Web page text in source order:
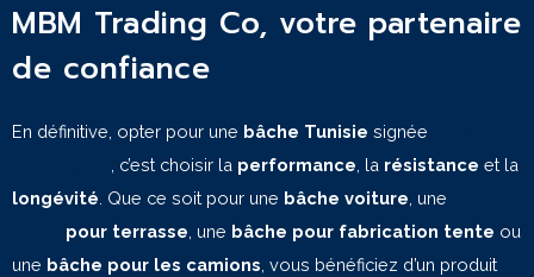
MBM Trading Co, votre partenaire
de confiance
En définitive, opter pour une bâche Tunisie signée
, c’est choisir la performance , la résistance et la
longévité . Que ce soit pour une bâche voiture , une
pour terrasse , une bâche pour fabrication tente ou
une bâche pour les camions , vous bénéficiez d’un produit